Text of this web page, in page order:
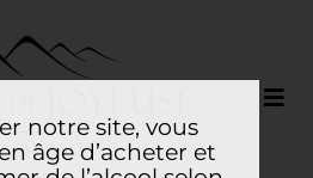
notre site, vous
âge d’acheter et